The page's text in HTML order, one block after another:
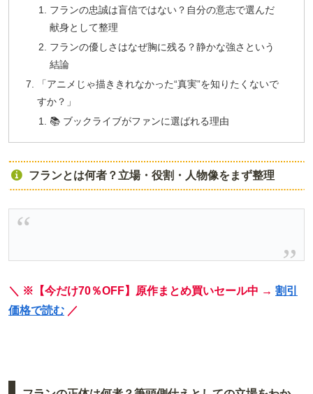
フランの忠誠は盲信ではない？自分の意志で選んだ
献身として整理
フランの優しさはなぜ胸に残る？静かな強さという
結論
「アニメじゃ描ききれなかった“真実”を知りたくないで
すか？」
📚 ブックライブがファンに選ばれる理由
フランとは何者？立場・役割・人物像をまず整理
＼ ※【今だけ70％OFF】原作まとめ買いセール中 → 割引
価格で読む ／